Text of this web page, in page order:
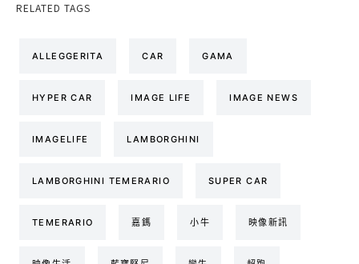
RELATED TAGS
ALLEGGERITA CAR GAMA
HYPER CAR IMAGE LIFE IMAGE NEWS
IMAGELIFE LAMBORGHINI
LAMBORGHINI TEMERARIO SUPER CAR
TEMERARIO 嘉鎷 小牛 映像新訊